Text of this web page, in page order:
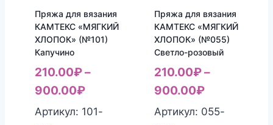
Пряжа для вязания
КАМТЕКС «МЯГКИЙ
ХЛОПОК» (№101)
Капучино
210.00₽–
900.00₽
Артикул: 101-
Пряжа для вязания
КАМТЕКС «МЯГКИЙ
ХЛОПОК» (№055)
Светло-розовый
210.00₽–
900.00₽
Артикул: 055-